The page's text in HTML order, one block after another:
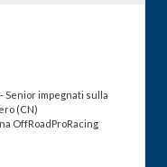
Senior impegnati sulla
(CN)
OffRoadProRacing